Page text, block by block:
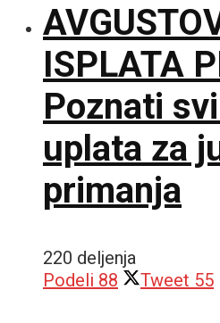
ISPLATA
Poznati
uplata za
primanja
220 deljenja
Podeli 88 Tweet 55